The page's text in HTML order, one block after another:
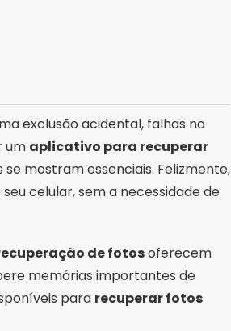
exclusão acidental, falhas no
um aplicativo para recuperar
mostram essenciais. Felizmente,
celular, sem a necessidade de
de fotosoferecem
memórias importantes de
para recuperar fotos